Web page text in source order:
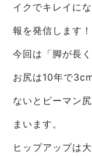
イクでキレイに
報を発信します！
今回は「脚が長
お尻は10年で
ないとピーマン
まいます。
ヒップアップは